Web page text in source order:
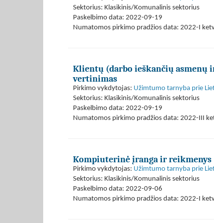
Sektorius: Klasikinis/Komunalinis sektorius
Paskelbimo data: 2022-09-19
Numatomos pirkimo pradžios data: 2022-I
Klientų (darbo ieškančių asmenų
vertinimas
Pirkimo vykdytojas: Užimtumo tarnyba prie
Sektorius: Klasikinis/Komunalinis sektorius
Paskelbimo data: 2022-09-19
Numatomos pirkimo pradžios data: 2022-III
Kompiuterinė įranga ir reikmenys
Pirkimo vykdytojas: Užimtumo tarnyba prie
Sektorius: Klasikinis/Komunalinis sektorius
Paskelbimo data: 2022-09-06
Numatomos pirkimo pradžios data: 2022-I